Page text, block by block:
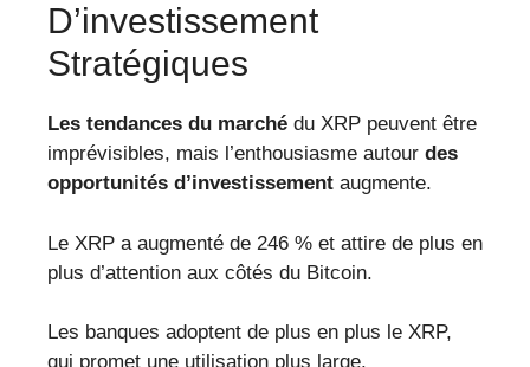
D’investissement
Stratégiques
Les tendances du marché du XRP peuvent être
imprévisibles, mais l’enthousiasme autour des
opportunités d’investissement augmente.
Le XRP a augmenté de 246 % et attire de plus en
plus d’attention aux côtés du Bitcoin.
Les banques adoptent de plus en plus le XRP,
qui promet une utilisation plus large.